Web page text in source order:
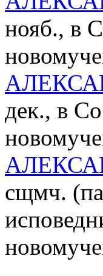
нояб., в
дек., в
сщмч.